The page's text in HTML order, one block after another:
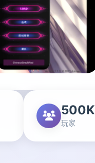
500K
玩家